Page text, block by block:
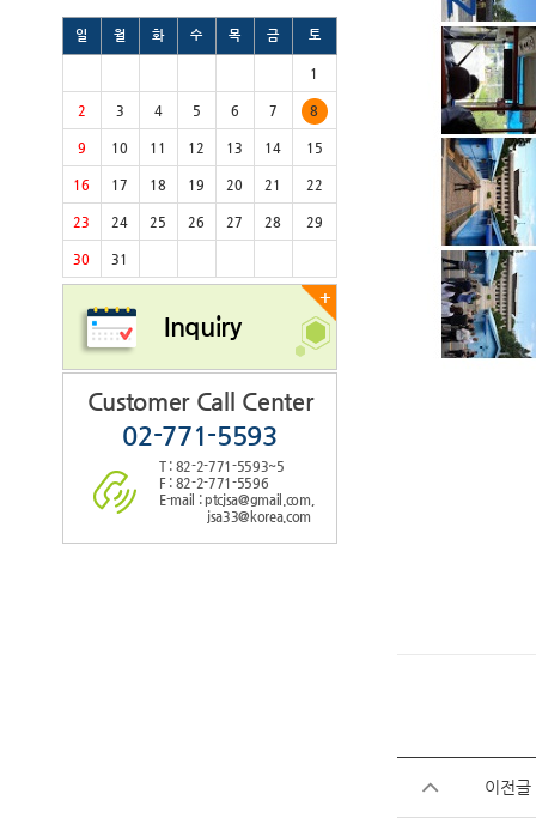
일 월 화 수 목 금 토
1
2 3 4 5 6 7 8
9 10 11 12 13 14 15
16 17 18 19 20 21 22
23 24 25 26 27 28 29
30 31
+
Inquiry
Customer Call Center
02-771-5593
T : 82-2-771-5593~5
F : 82-2-771-5596
E-mail : ptcjsa@gmail.com,
jsa33@korea.com
이전글